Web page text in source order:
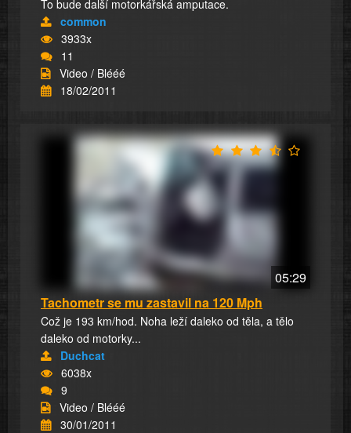
To bude další motorkářská amputace.
common
3933x
11
Video / Blééé
18/02/2011
05:29
Tachometr se mu zastavil na 120 Mph
Což je 193 km/hod. Noha leží daleko od těla, a tělo
daleko od motorky...
Duchcat
6038x
9
Video / Blééé
30/01/2011